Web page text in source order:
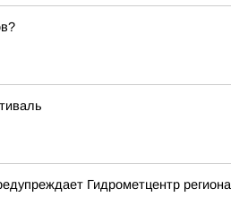
Гидрометцентр региона